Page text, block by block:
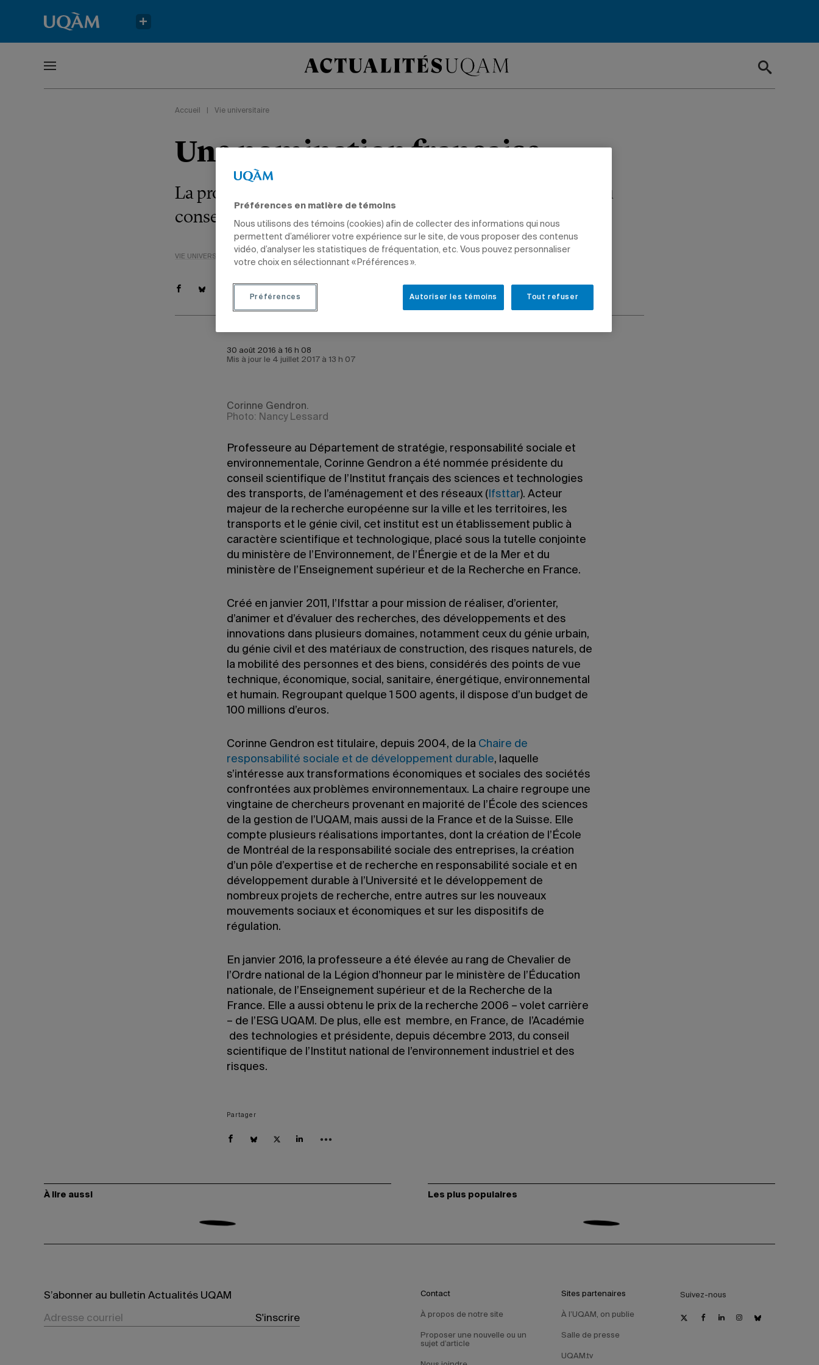
Accueil Vie universitaire
Une nomination française
La professeure Corinne Gendron est nommée présidente du
conseil scientifique de l’Ifsttar.
VIE UNIVERSITAIRE NOMINATIONS PROFESSEURS
30 août 2016 à 16 h 08
Mis à jour le 4 juillet 2017 à 13 h 07
Corinne Gendron.
Photo: Nancy Lessard
Professeure au Département de stratégie, responsabilité sociale et
environnementale, Corinne Gendron a été nommée présidente du
conseil scientifique de l’Institut français des sciences et technologies
des transports, de l’aménagement et des réseaux ( Ifsttar). Acteur
majeur de la recherche européenne sur la ville et les territoires, les
transports et le génie civil, cet institut est un établissement public à
caractère scientifique et technologique, placé sous la tutelle conjointe
du ministère de l’Environnement, de l’Énergie et de la Mer et du
ministère de l’Enseignement supérieur et de la Recherche en France.
Créé en janvier 2011, l’Ifsttar a pour mission de réaliser, d’orienter,
d’animer et d’évaluer des recherches, des développements et des
innovations dans plusieurs domaines, notamment ceux du génie urbain,
du génie civil et des matériaux de construction, des risques naturels, de
la mobilité des personnes et des biens, considérés des points de vue
technique, économique, social, sanitaire, énergétique, environnemental
et humain. Regroupant quelque 1 500 agents, il dispose d’un budget de
100 millions d’euros.
Corinne Gendron est titulaire, depuis 2004, de la Chaire de
responsabilité sociale et de développement durable, laquelle
s’intéresse aux transformations économiques et sociales des sociétés
confrontées aux problèmes environnementaux. La chaire regroupe une
vingtaine de chercheurs provenant en majorité de l’École des sciences
de la gestion de l’UQAM, mais aussi de la France et de la Suisse. Elle
compte plusieurs réalisations importantes, dont la création de l’École
de Montréal de la responsabilité sociale des entreprises, la création
d’un pôle d’expertise et de recherche en responsabilité sociale et en
développement durable à l’Université et le développement de
nombreux projets de recherche, entre autres sur les nouveaux
mouvements sociaux et économiques et sur les dispositifs de
régulation.
En janvier 2016, la professeure a été élevée au rang de Chevalier de
l’Ordre national de la Légion d’honneur par le ministère de l’Éducation
nationale, de l’Enseignement supérieur et de la Recherche de la
France. Elle a aussi obtenu le prix de la recherche 2006 – volet carrière
– de l’ESG UQAM. De plus, elle est membre, en France, de l’Académie
des technologies et présidente, depuis décembre 2013, du conseil
scientifique de l’Institut national de l’environnement industriel et des
risques.
Partager
À lire aussi Les plus populaires
S’abonner au bulletin Actualités UQAM
S'inscrire
Contact
À propos de notre site
Proposer une nouvelle ou un
sujet d’article
Sites partenaires
À l’UQAM, on publie
Salle de presse
UQAM.tv
Suivez-nous
Préférences en matière de témoins
Nous utilisons des témoins (cookies) afin de collecter des informations qui nous
permettent d’améliorer votre expérience sur le site, de vous proposer des contenus
vidéo, d’analyser les statistiques de fréquentation, etc. Vous pouvez personnaliser
votre choix en sélectionnant « Préférences ».
Tout refuser
Autoriser les témoins
Préférences